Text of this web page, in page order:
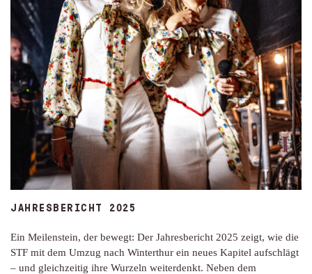
JAHRESBERICHT 2025
Ein Meilenstein, der bewegt: Der Jahresbericht 2025 zeigt, wie die
STF mit dem Umzug nach Winterthur ein neues Kapitel aufschlägt
– und gleichzeitig ihre Wurzeln weiterdenkt. Neben dem